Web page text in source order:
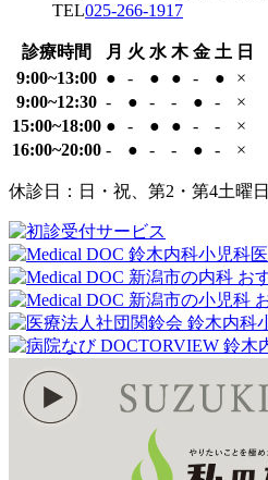
院
TEL025-266-1917
診療時間 月 火 水 木 金 土 日
9:00~13:00 ● - ● ● - ●
×
9:00~12:30 - ● - - ● -
×
15:00~18:00 ● - ● ● - -
×
16:00~20:00 - ● - - ● - ×
休診日：日・祝、第2・第4土曜日